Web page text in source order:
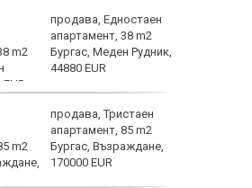
продава, Едностаен
апартамент, 38 m2
Бургас, Меден Рудник,
44880 EUR
продава, Тристаен
апартамент, 85 m2
Бургас, Възраждане,
170000 EUR